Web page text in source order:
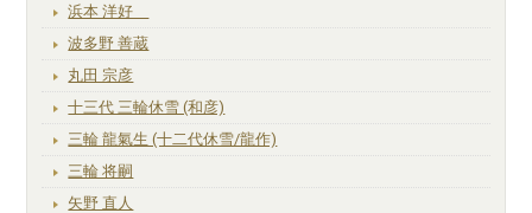
浜本 洋好
波多野 善蔵
丸田 宗彦
十三代 三輪休雪 (和彦)
三輪 龍氣生 (十二代休雪/龍作)
三輪 将嗣
矢野 直人